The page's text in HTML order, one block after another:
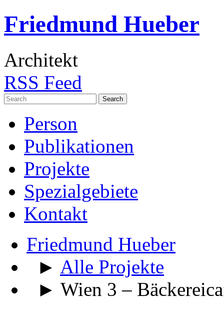
Friedmund Hueber
Architekt
RSS Feed
Search
for:
Person
Publikationen
Projekte
Spezialgebiete
Kontakt
Friedmund Hueber
► Alle Projekte
► Wien 3 –